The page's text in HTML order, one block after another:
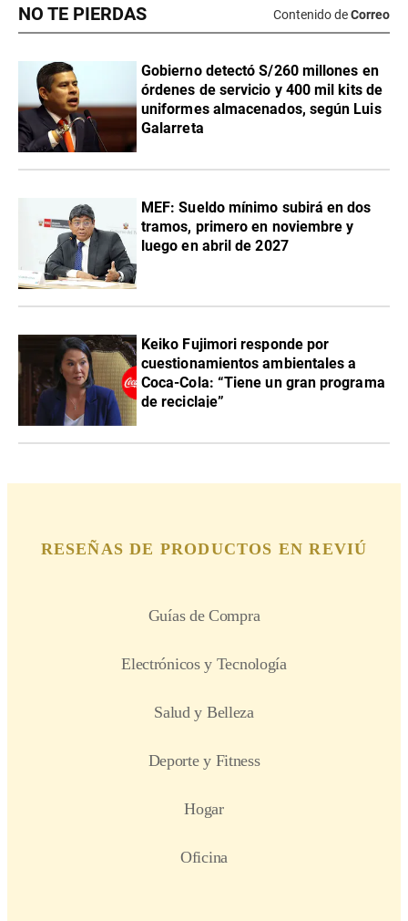
NO TE PIERDAS Contenido deCorreo
Gobierno detectó S/260 millones en
órdenes de servicio y 400 mil kits de
uniformes almacenados, según Luis
Galarreta
MEF: Sueldo mínimo subirá en dos
tramos, primero en noviembre y
luego en abril de 2027
Keiko Fujimori responde por
cuestionamientos ambientales a
Coca-Cola: “Tiene un gran programa
de reciclaje”